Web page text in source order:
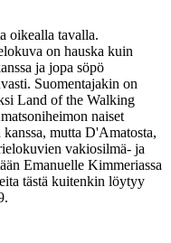
oikealla tavalla.
on hauska kuin
ja jopa söpö
Suomentajakin on
Land of the Walking
naiset
mutta D'Amatosta,
vakiosilmä‑ ja
Emanuelle Kimmeriassa
tästä kuitenkin löytyy